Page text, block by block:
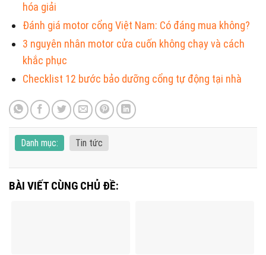
hóa giải
Đánh giá motor cổng Việt Nam: Có đáng mua không?
3 nguyên nhân motor cửa cuốn không chạy và cách
khắc phục
Checklist 12 bước bảo dưỡng cổng tự động tại nhà
Danh mục: Tin tức
BÀI VIẾT CÙNG CHỦ ĐỀ: